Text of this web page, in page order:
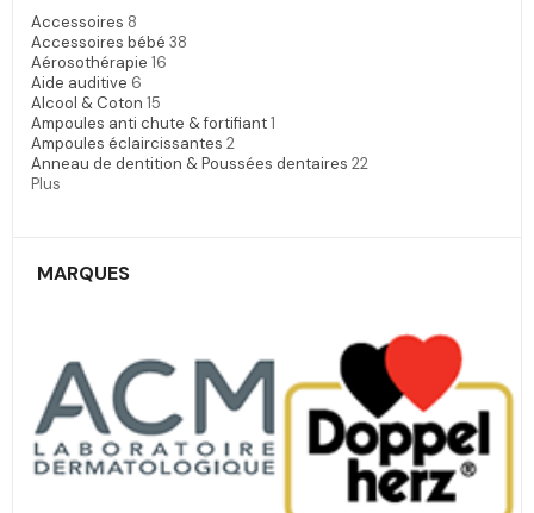
Accessoires 8
Accessoires bébé 38
Aérosothérapie 16
Aide auditive 6
Alcool & Coton 15
Ampoules anti chute & fortifiant1
Ampoules éclaircissantes 2
Anneau de dentition & Poussées dentaires 22
Plus
MARQUES